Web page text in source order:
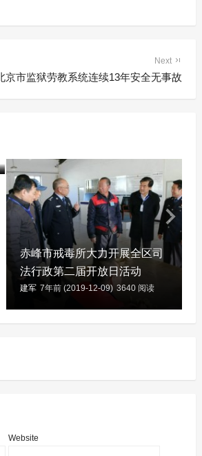
Next
京市监狱劳教系统连续13年安全无事故
赤峰市戒毒所大力开展全区司
法行政第二届开放日活动
建军 7年前 (2019-12-09) 3640 阅读
Website